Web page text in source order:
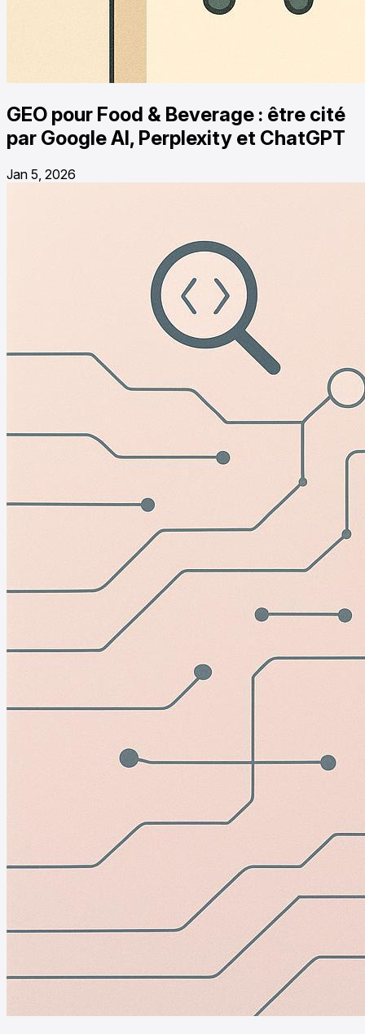
GEO pour Food & Beverage : être cité
par Google AI, Perplexity et ChatGPT
Jan 5, 2026